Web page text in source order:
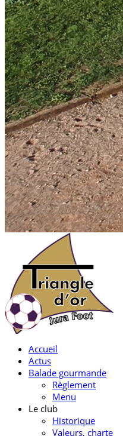
Accueil
Actus
Balade gourmande
Règlement
Menu
Le club
Historique
Valeurs, charte